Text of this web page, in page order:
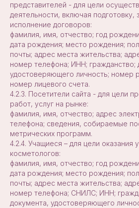
представителей - для цели
деятельности, включая подготовку,
исполнение договоров:
фамилия, имя, отчество; год
дата рождения; место рождения;
почты; адрес места жительства;
номер телефона; ИНН; гражданство;
удостоверяющего личность; номер
номер лицевого счета.
4.2.3. Посетители сайта - для цели
работ, услуг на рынке:
фамилия, имя, отчество; адрес
телефона; сведения, собираемые
метрических программ.
4.2.4. Учащиеся – для цели оказания
косметологов:
фамилия, имя, отчество; год
дата рождения; место рождения;
почты; адрес места жительства;
номер телефона; СНИЛС; ИНН;
документа, удостоверяющего